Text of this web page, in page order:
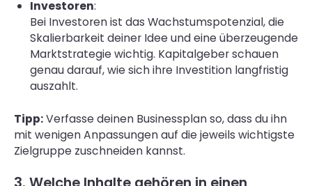
Investoren:
Bei Investoren ist das Wachstumspotenzial, die
Skalierbarkeit deiner Idee und eine überzeugende
Marktstrategie wichtig. Kapitalgeber schauen
genau darauf, wie sich ihre Investition langfristig
auszahlt.
Tipp:Verfasse deinen Businessplan so, dass du ihn
mit wenigen Anpassungen auf die jeweils wichtigste
Zielgruppe zuschneiden kannst.